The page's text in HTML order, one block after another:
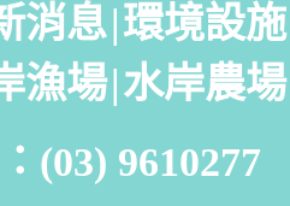
消息|環境設施
漁場|水岸農場
(03)